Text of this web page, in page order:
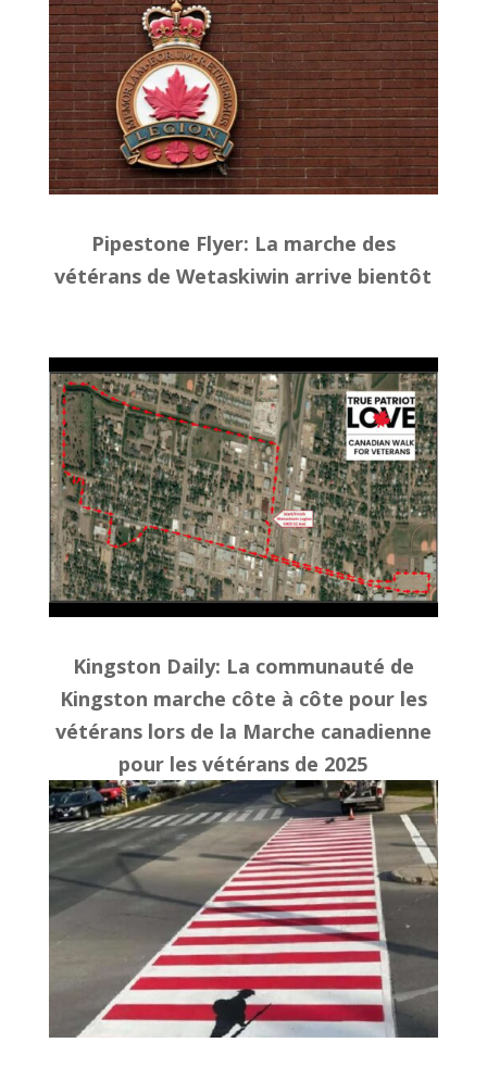
Pipestone Flyer: La marche des
vétérans de Wetaskiwin arrive bientôt
Kingston Daily: La communauté de
Kingston marche côte à côte pour les
vétérans lors de la Marche canadienne
pour les vétérans de 2025